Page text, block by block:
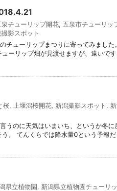
泉チューリップ開花, 五泉市チューリッ
影スポット
チューリップまつりに寄ってみました
ーリップ畑が見渡せますが、遠いで
桜, 上堰潟桜開花, 新潟撮影スポット ,
うのに天気はいまいち、というか冬に
。 てんくらでは降水量0という予報
県立植物園, 新潟県立植物園チューリ